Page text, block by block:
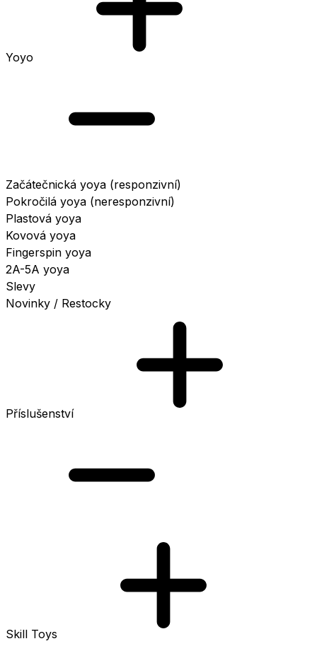
Yoyo
Začátečnická yoya (responzivní)
Pokročilá yoya (neresponzivní)
Plastová yoya
Kovová yoya
Fingerspin yoya
2A-5A yoya
Slevy
Novinky / Restocky
Příslušenství
Skill Toys